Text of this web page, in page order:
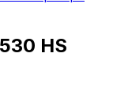
HS